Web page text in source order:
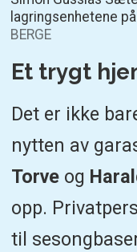
lagringsenhetene
BERGE
Et trygt
Det er ikke
nytten av
Torveog
opp.
til